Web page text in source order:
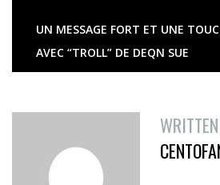
UN MESSAGE FORT ET UNE
AVEC “TROLL” DE DEQN SUE